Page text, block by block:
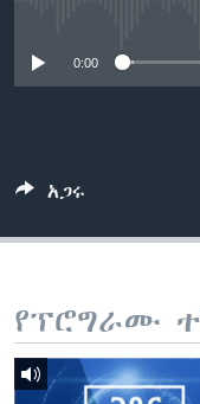
ቋንቋዎች
0:00
አጋሩ
የፕሮግራሙ